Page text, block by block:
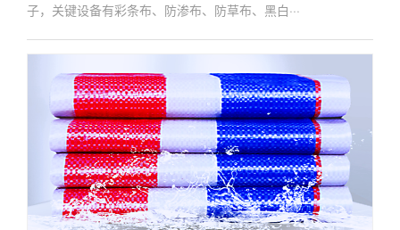
子，关键设备有彩条布、防渗布、防草布、黑白···